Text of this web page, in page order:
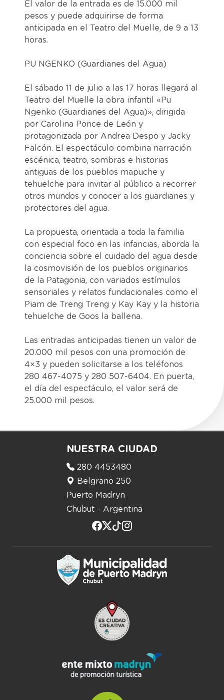
El valor de la entrada es de 15.000 mil
pesos y puede adquirirse de forma
anticipada en el Teatro del Muelle, de 9 a 13
horas.
PU NGENKO (Guardianes del Agua)
El sábado 11 de julio a las 17 horas llegará al
Teatro del Muelle la obra infantil «Pu
Ngenko (Guardianes del Agua)», dirigida
por Carolina Ponce de León y
protagonizada por Andrea Despo y Jacky
Falcón. El espectáculo combina narración
escénica, teatro, sombras e historias
antiguas de los pueblos mapuche y
tehuelche para invitar al público a recorrer
otros mundos y conocer a los guardianes y
protectores del agua.
La propuesta, orientada a toda la familia
con especial foco en las infancias, aborda la
conciencia sobre el cuidado del agua desde
la cosmovisión de los pueblos originarios
de la Patagonia, con variados estímulos
sensoriales y relatos fundacionales como el
Piam de Treng Treng y Kay Kay y la historia
tehuelche de Goos la ballena.
Las entradas anticipadas tienen un valor de
20.000 mil pesos con una promoción de
4×3 y pueden solicitarse a los teléfonos
280 467-4075 y 280 507-6404. En puerta,
el día del espectáculo, el valor será de
25.000 mil pesos.
NUESTRA CIUDAD
280 4453480
Belgrano 250
Puerto Madryn
Chubut - Argentina